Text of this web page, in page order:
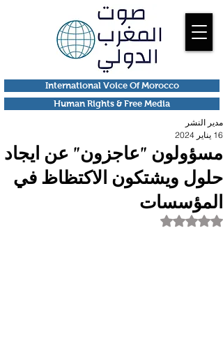
Human Rights & Free Media
International Voice Of Morocco
مسؤولون "عاجزون" عن ايجاد
حلول ويشتكون الاكتظاظ في
المؤسسات
مدير النشر
16 يناير 2024
تم التقييم بـ ليس رقمًا من أصل 5 نجوم.